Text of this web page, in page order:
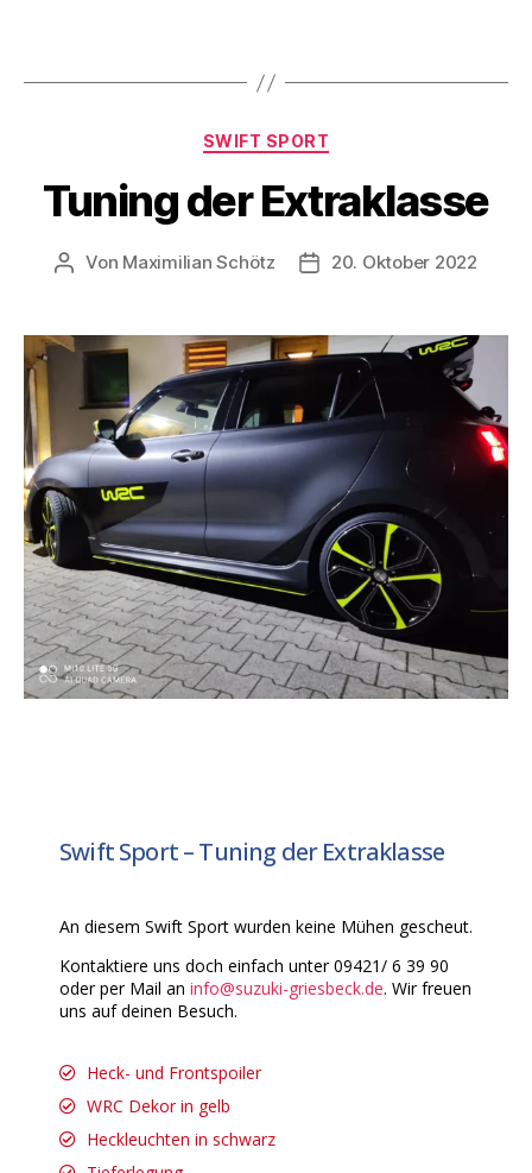
SWIFT SPORT
Tuning der Extraklasse
Von Maximilian Schötz 20. Oktober 2022
Swift Sport – Tuning der Extraklasse
An diesem Swift Sport wurden keine Mühen gescheut.
Kontaktiere uns doch einfach unter 09421/ 6 39 90
oder per Mail an info@suzuki-griesbeck.de. Wir freuen
uns auf deinen Besuch.
Heck- und Frontspoiler
WRC Dekor in gelb
Heckleuchten in schwarz